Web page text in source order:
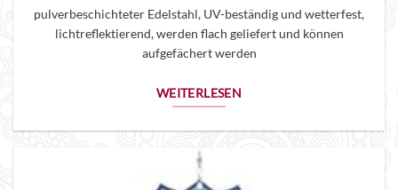
pulverbeschichteter Edelstahl, UV-beständig und wetterfest,
lichtreflektierend, werden flach geliefert und können
aufgefächert werden
WEITERLESEN